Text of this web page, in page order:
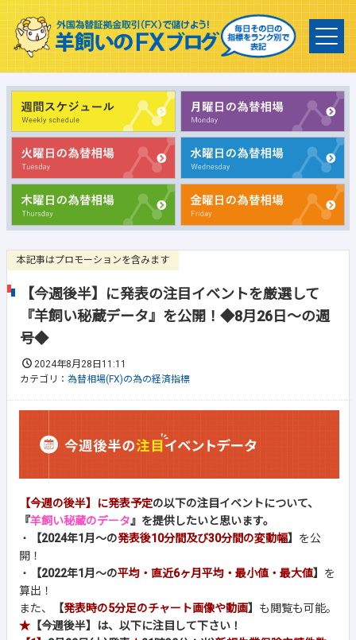
本記事はプロモーションを含みます
【今週後半】に発表の注目イベントを厳選して
『羊飼い秘蔵データ』を公開！◆8月26日～の週
号◆
2024年8月28日11:11
カテゴリ： 為替相場(FX)の為の経済指標
【今週の後半】に発表予定の以下の注目イベントについて、
『羊飼い秘蔵のデータ』を提供したいと思います。
・
【2024年1月～の発表後10分間及び30分間の変動幅】 を公
開！
・
【2022年1月～の平均・直近6ヶ月平均・最小値・最大値】 を
算出！
また、
【発表時の5分足のチャート画像や動画】 も閲覧も可能。
★ 【今週後半】は、以下に注目して下さい！